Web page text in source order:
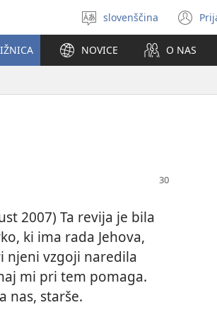
Izberite
jezik
slovenščina
NOVICE O NAS
2007) Ta revija je bila
ki ima rada Jehova,
njeni vzgoji naredila
mi pri tem pomaga.
nas, starše.